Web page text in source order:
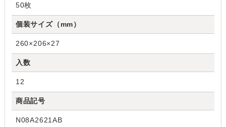
50枚
個装サイズ（mm）
260×206×27
入数
12
商品記号
N08A2621AB